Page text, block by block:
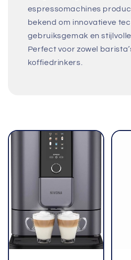
espressomachines
bekend om innovatieve
gebruiksgemak en
Perfect voor zowel
koffiedrinkers.